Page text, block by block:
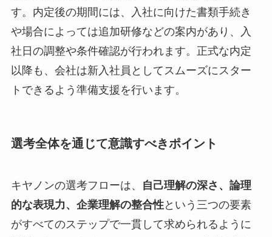
す。内定後の期間には、入社に向けた書類手続き
や場合によっては追加研修などの案内があり、入
社日の調整や条件確認が行われます。正式な内定
以降も、会社は新入社員としてスムーズにスター
トできるよう準備支援を行います。
選考全体を通じて意識すべきポイント
キヤノンの選考フローは、
自己理解の深さ、論理
的な表現力、企業理解の整合性という三つの要素
がすべてのステップで一貫して求められるように